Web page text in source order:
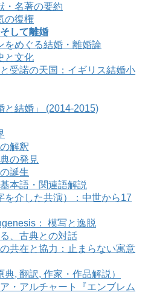
・名著の要約
の復権
して離婚
をめぐる結婚・離婚論
と文化
受諾の天国：イギリス結婚小
と結婚」 (2014-2015)
解釈
の発見
誕生
本語・関連語解説
を介した共演）：中世から17
： 模写と逸脱
、古典との対話
共在と協力：止まらない寓意
, 翻訳, 作家・作品解説）
・アルチャート『エンブレム